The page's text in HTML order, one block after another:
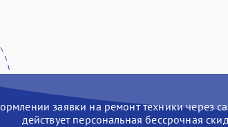
заявки на ремонт техники через
действует персональная бессрочная